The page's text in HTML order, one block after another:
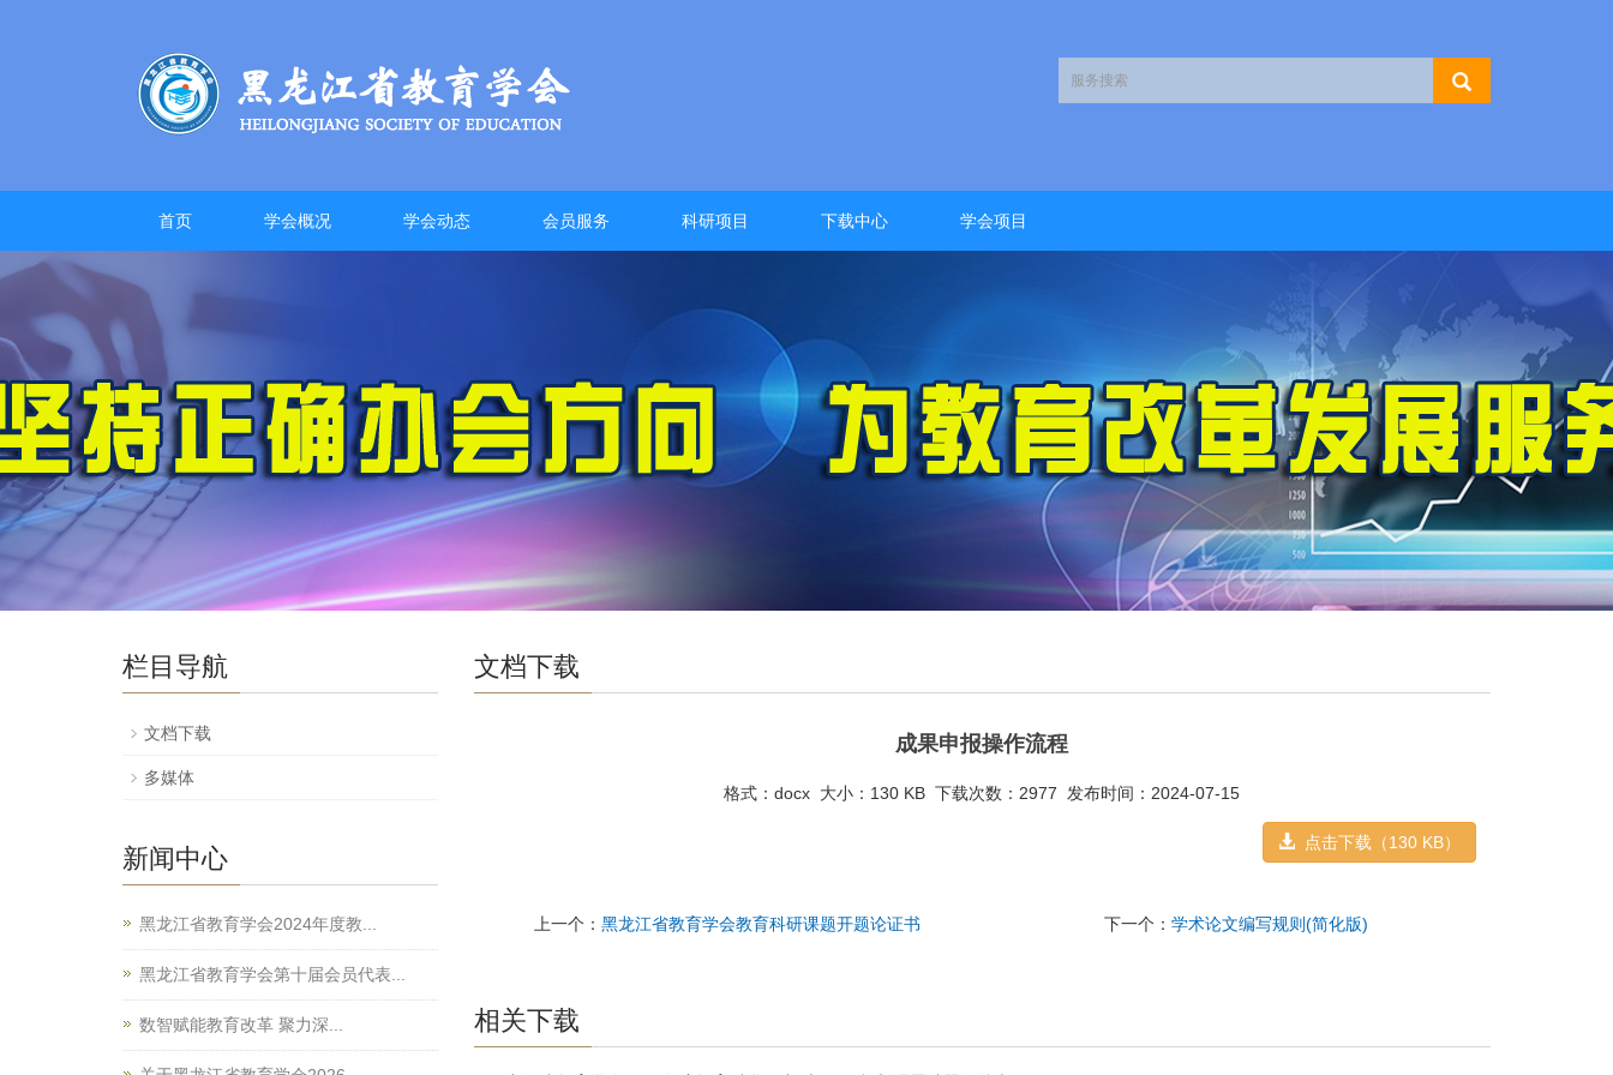
首页 学会概况 学会动态 会员服务 科研项目 下载中心 学会项目
文档下载
成果申报操作流程
格式：docx 大小：130 KB 下载次数：2977 发布时间：2024-07-15
点击下载（130 KB）
上一个：黑龙江省教育学会教育科研课题开题论证书 下一个：学术论文编写规则(简化版)
相关下载
栏目导航
文档下载
多媒体
新闻中心
黑龙江省教育学会2024年度教...
黑龙江省教育学会第十届会员代表...
数智赋能教育改革 聚力深...